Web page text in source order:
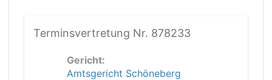
Terminsvertretung Nr. 878233
Gericht:
Amtsgericht Schöneberg